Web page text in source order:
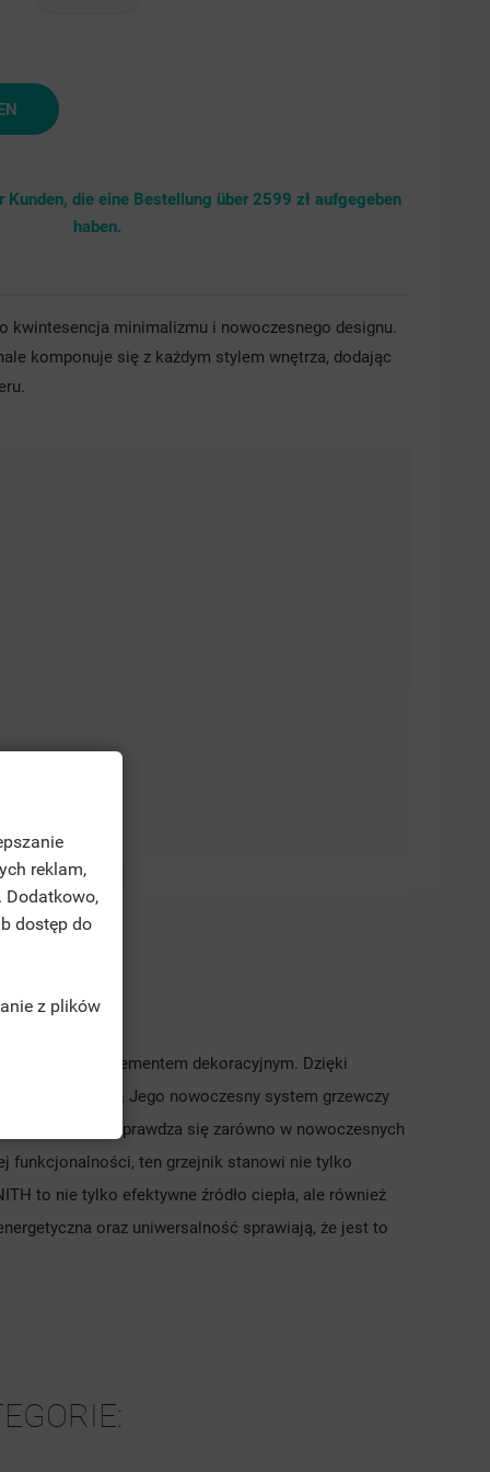
die eine Bestellung über 2599 zł aufgegeben
haben.
kwintesencja minimalizmu i nowoczesnego designu.
komponuje się z każdym stylem wnętrza, dodając
elementem dekoracyjnym. Dzięki
energetyczną. Jego nowoczesny system grzewczy
doskonale sprawdza się zarówno w nowoczesnych
funkcjonalności, ten grzejnik stanowi nie tylko
to nie tylko efektywne źródło ciepła, ale również
oraz uniwersalność sprawiają, że jest to
reklam,
Dodatkowo,
dostęp do
z plików